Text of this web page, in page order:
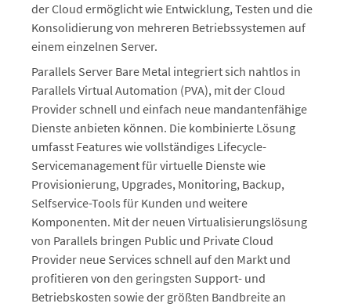
der Cloud ermöglicht wie Entwicklung, Testen und die
Konsolidierung von mehreren Betriebssystemen auf
einem einzelnen Server.
Parallels Server Bare Metal integriert sich nahtlos in
Parallels Virtual Automation (PVA), mit der Cloud
Provider schnell und einfach neue mandantenfähige
Dienste anbieten können. Die kombinierte Lösung
umfasst Features wie vollständiges Lifecycle-
Servicemanagement für virtuelle Dienste wie
Provisionierung, Upgrades, Monitoring, Backup,
Selfservice-Tools für Kunden und weitere
Komponenten. Mit der neuen Virtualisierungslösung
von Parallels bringen Public und Private Cloud
Provider neue Services schnell auf den Markt und
profitieren von den geringsten Support- und
Betriebskosten sowie der größten Bandbreite an